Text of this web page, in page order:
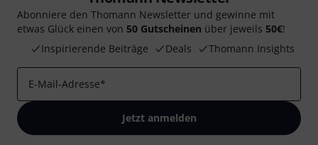
Abonniere den Thomann Newsletter und gewinne mit
etwas Glück einen von 50 Gutscheinen über jeweils 50€!
Inspirierende Beiträge
Deals Thomann Insights
E-Mail-Adresse*
Jetzt anmelden